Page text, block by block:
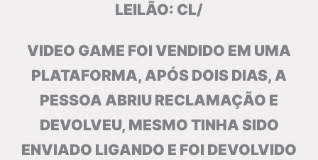
LEILÃO: CL/
VIDEO GAME FOI VENDIDO EM UMA
PLATAFORMA, APÓS DOIS DIAS, A
PESSOA ABRIU RECLAMAÇÃO E
DEVOLVEU, MESMO TINHA SIDO
ENVIADO LIGANDO E FOI DEVOLVIDO